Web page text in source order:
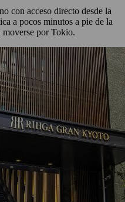
con acceso directo desde la
a pocos minutos a pie de la
moverse por Tokio.